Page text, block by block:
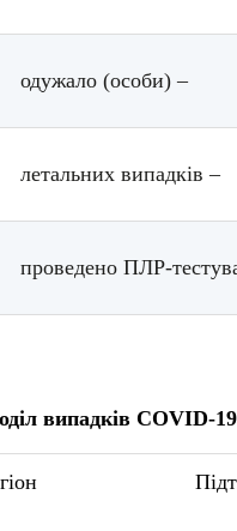
одужало (особи) –
летальних випадків –
проведено ПЛР-
випадків COVID-